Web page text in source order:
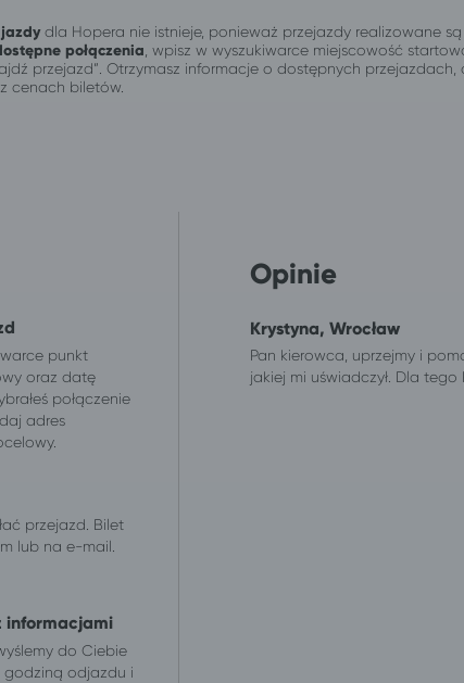
jazdydla Hopera nie istnieje, ponieważ przejazdy realizowane
połączenia , wpisz w wyszukiwarce miejscowość
przejazd”. Otrzymasz informacje o dostępnych
cenach biletów.
punkt
oraz datę
połączenie
adres
przejazd. Bilet
lub na e-mail.
informacjami
do Ciebie
godziną odjazdu i
Opinie
Krystyna, Wrocław
Pan kierowca, uprzejmy i
jakiej mi uświadczył. Dla